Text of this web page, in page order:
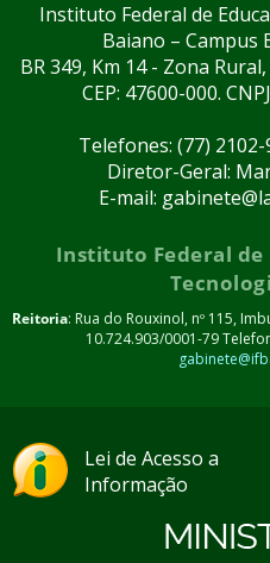
Instituto Federal de
Baiano – Campus
BR 349, Km 14 - Zona
CEP: 47600-000.
Telefones: (77)
Diretor-Geral:
E-mail:
Instituto Federal de
Reitoria: Rua do Rouxinol, nº 115,
10.724.903/0001-79
Lei de Acesso a
Informação